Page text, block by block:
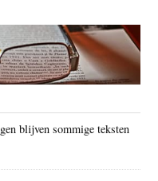
blijven sommige teksten